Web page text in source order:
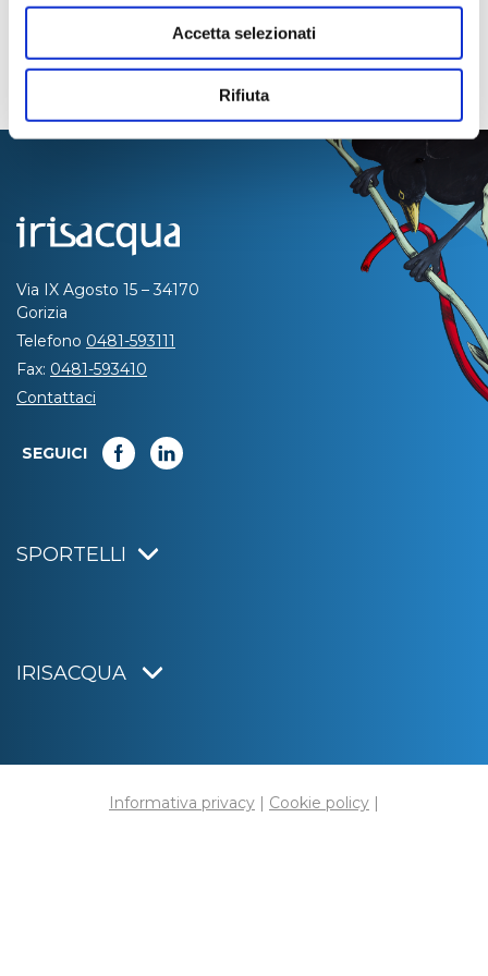
Accetta selezionati
Rifiuta
Via IX Agosto 15 – 34170
Gorizia
Telefono 0481-593111
Fax: 0481-593410
Contattaci
SEGUICI
SPORTELLI
IRISACQUA
Informativa privacy | Cookie policy |